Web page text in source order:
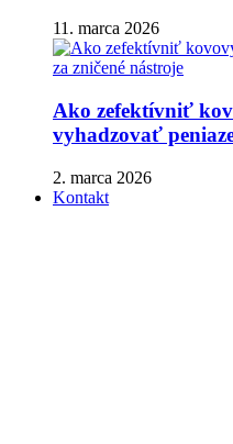
11. marca 2026
Ako zefektívniť
vyhadzovať
2. marca 2026
Kontakt